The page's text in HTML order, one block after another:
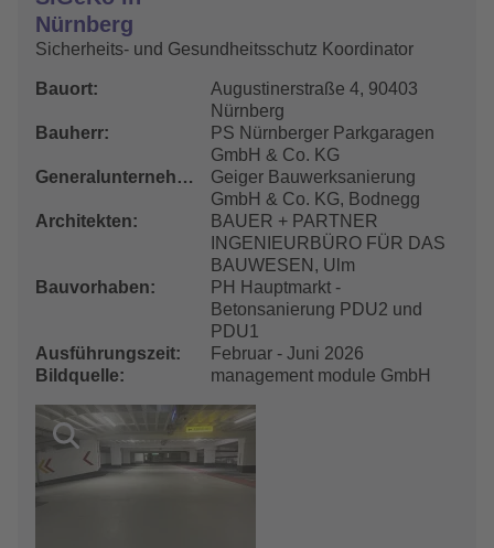
Nürnberg
Sicherheits- und Gesundheitsschutz Koordinator
Bauort
Augustinerstraße 4, 90403
Nürnberg
Bauherr
PS Nürnberger Parkgaragen
GmbH & Co. KG
Generalunternehmer
Geiger Bauwerksanierung
GmbH & Co. KG, Bodnegg
Architekten
BAUER + PARTNER
INGENIEURBÜRO FÜR DAS
BAUWESEN, Ulm
Bauvorhaben
PH Hauptmarkt -
Betonsanierung PDU2 und
PDU1
Ausführungszeit
Februar - Juni 2026
Bildquelle
management module GmbH